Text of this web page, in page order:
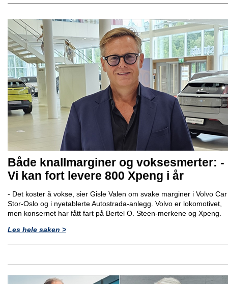
Både knallmarginer og voksesmerter: -
Vi kan fort levere 800 Xpeng i år
- Det koster å vokse, sier Gisle Valen om svake marginer i Volvo Car
Stor-Oslo og i nyetablerte Autostrada-anlegg. Volvo er lokomotivet,
men konsernet har fått fart på Bertel O. Steen-merkene og Xpeng.
Les hele saken >